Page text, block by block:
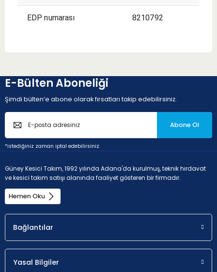
EDP numarası 8210792
E-Bülten Aboneliği
Şimdi bülten’e abone olarak fırsatları takip edebilirsiniz.
Abone Ol
*istediğiniz zaman iptal edebilirsiniz.
Güney Kesici Takım, 1992 yılında Adana'da kurulmuş, teknik hırdavat
ve kesici takım satışı alanında faaliyet gösteren bir firmadır.
Hemen Oku
Bağlantılar
Yasal Bilgiler